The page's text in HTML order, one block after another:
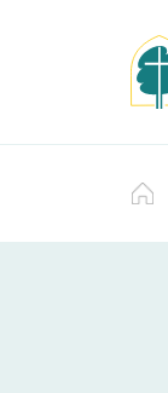
k
i
p
t
c
o